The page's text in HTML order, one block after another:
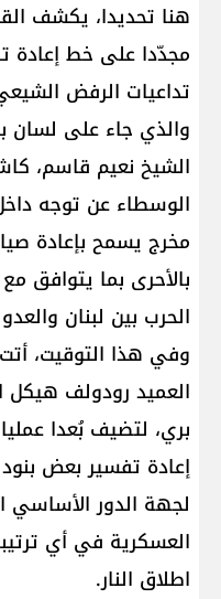
هنا تحديدا، يكشف
مجدّدا على خط إعادة
تداعيات الرفض
والذي جاء على لسان
الشيخ نعيم قاسم،
الوسطاء عن توجه داخل
مخرج يسمح بإعادة
بالأحرى بما يتوافق
الحرب بين لبنان
وفي هذا التوقيت، أتت
العميد رودولف هيكل
بري، لتضيف بُعدا
إعادة تفسير بعض بنود
لجهة الدور
العسكرية في أي
اطلاق النار.